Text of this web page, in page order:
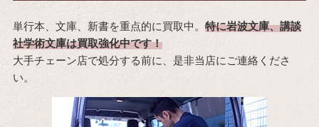
単行本、文庫、新書を重点的に買取中。 特に岩波文庫、講談
社学術文庫は買取強化中です！
大手チェーン店で処分する前に、是非当店にご連絡くださ
い。